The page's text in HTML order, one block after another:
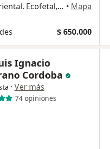
Av 6E# 7A-21. Quinta Oriental. Ecofetal, Cúcuta • Mapa
$ 650.000
Ignacio
Cordoba
· Ver más
74 opiniones